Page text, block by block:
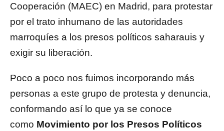
Cooperación (MAEC) en Madrid, para protestar
por el trato inhumano de las autoridades
marroquíes a los presos políticos saharauis y
exigir su liberación.
Poco a poco nos fuimos incorporando más
personas a este grupo de protesta y denuncia,
conformando así lo que ya se conoce
como Movimiento por los Presos Políticos